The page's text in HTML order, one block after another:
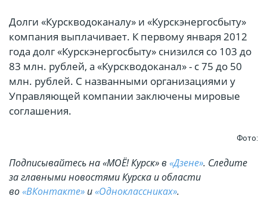
Долги «Курскводоканалу» и «Курскэнергосбыту»
компания выплачивает. К первому января 2012
года долг «Курскэнергосбыту» снизился со 103 до
83 млн. рублей, а «Курскводоканал» - с 75 до 50
млн. рублей. С названными организациями у
Управляющей компании заключены мировые
соглашения.
Фото:
Подписывайтесь на «МОЁ! Курск» в «Дзене». Cледите
за главными новостями Курска и области
во«ВКонтакте» и«Одноклассниках».